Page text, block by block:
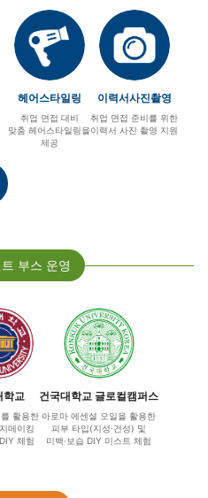
헤어스타일링
취업 면접 대비
맞춤 헤어스타일링을
제공
이력서사진촬영
취업 면접 준비를 위한
이력서 사진 촬영 지원
부스 운영
학교
활용한
메이킹
체험
건국대학교 글로컬캠퍼스
아로마 에센셜 오일을 활용한
피부 타입(지성·건성) 및
미백·보습 DIY 미스트 체험